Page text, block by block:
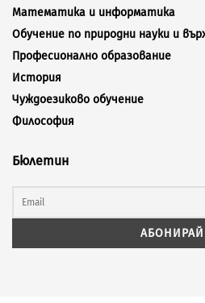
Математика и информатика
Обучение по природни науки и
Професионално образование
История
Чуждоезиково обучение
Философия
Бюлетин